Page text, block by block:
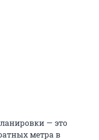
— это
метра в